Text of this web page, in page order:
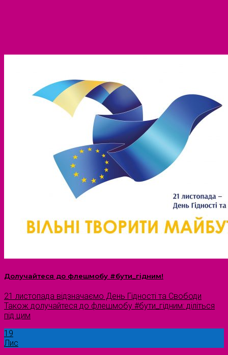
Долучайтеся до флешмобу #бути_гідним!
21 листопада відзначаємо День Гідності та Свободи
Також долучайтеся до флешмобу #бути_гідним: діліться
під цим
19
Лис